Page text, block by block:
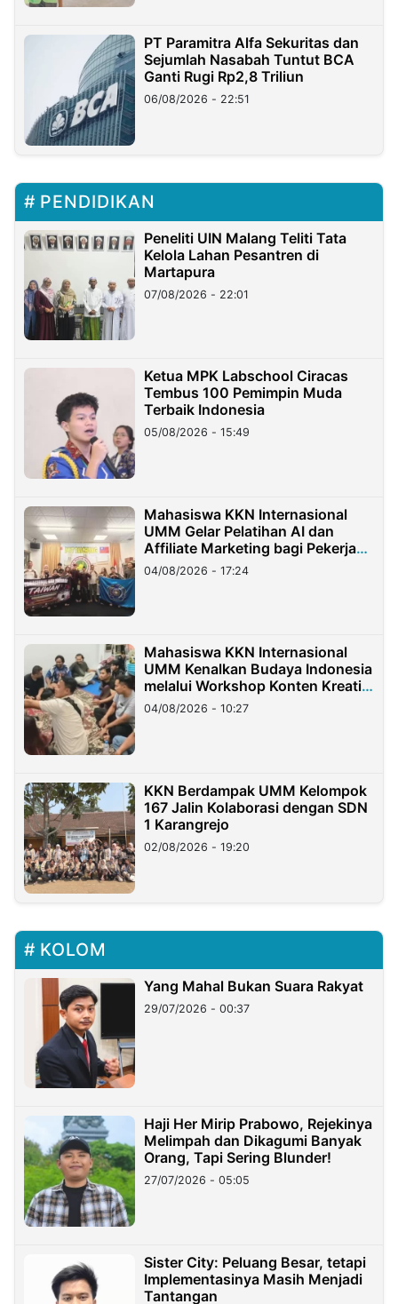
PT Paramitra Alfa Sekuritas dan
Sejumlah Nasabah Tuntut BCA
Ganti Rugi Rp2,8 Triliun
06/08/2026 - 22:51
PENDIDIKAN
Peneliti UIN Malang Teliti Tata
Kelola Lahan Pesantren di
Martapura
07/08/2026 - 22:01
Ketua MPK Labschool Ciracas
Tembus 100 Pemimpin Muda
Terbaik Indonesia
05/08/2026 - 15:49
Mahasiswa KKN Internasional
UMM Gelar Pelatihan AI dan
Affiliate Marketing bagi Pekerja
Migran Indonesia di Taiwan
04/08/2026 - 17:24
Mahasiswa KKN Internasional
UMM Kenalkan Budaya Indonesia
melalui Workshop Konten Kreatif
di Taiwan
04/08/2026 - 10:27
KKN Berdampak UMM Kelompok
167 Jalin Kolaborasi dengan SDN
1 Karangrejo
02/08/2026 - 19:20
KOLOM
Yang Mahal Bukan Suara Rakyat
29/07/2026 - 00:37
Haji Her Mirip Prabowo, Rejekinya
Melimpah dan Dikagumi Banyak
Orang, Tapi Sering Blunder!
27/07/2026 - 05:05
Sister City: Peluang Besar, tetapi
Implementasinya Masih Menjadi
Tantangan